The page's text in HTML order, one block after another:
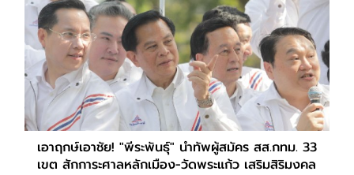
เอาฤกษ์เอาชัย! "พีระพันธุ์" นำทัพผู้สมัคร สส.กทม. 33
เขต สักการะศาลหลักเมือง-วัดพระแก้ว เสริมสิริมงคล